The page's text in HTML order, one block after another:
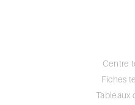
Centre
Fiches
Tableaux